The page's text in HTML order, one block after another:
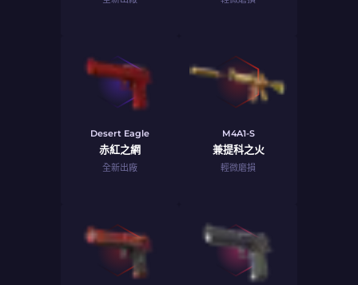
Desert Eagle
赤紅之網
全新出廠
M4A1-S
兼提科之火
輕微磨損